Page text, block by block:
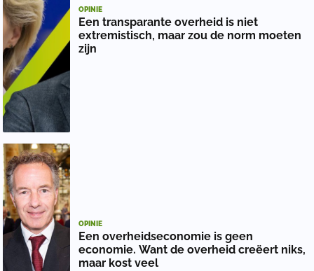
OPINIE
Een transparante overheid is niet
extremistisch, maar zou de norm moeten
zijn
OPINIE
Een overheidseconomie is geen
economie. Want de overheid creëert niks,
maar kost veel